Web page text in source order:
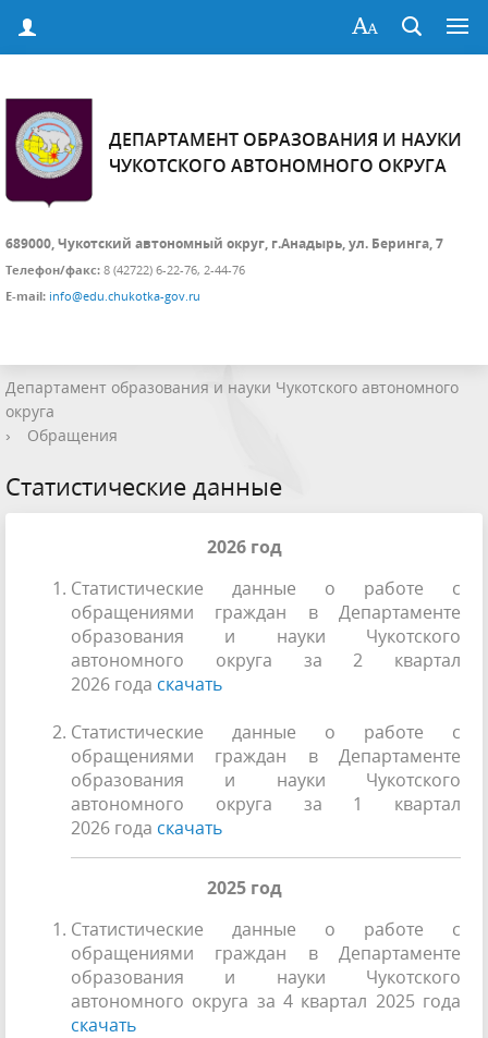
ДЕПАРТАМЕНТ ОБРАЗОВАНИЯ И НАУКИ
ЧУКОТСКОГО АВТОНОМНОГО ОКРУГА
689000, Чукотский автономный округ, г.Анадырь, ул. Беринга, 7
Телефон/факс: 8 (42722) 6-22-76, 2-44-76
E-mail: info@edu.chukotka-gov.ru
Департамент образования и науки Чукотского автономного
округа
›
Обращения
Статистические данные
2026 год
Статистические данные о работе с
обращениями граждан в Департаменте
образования и науки Чукотского
автономного округа за 2 квартал
2026 года скачать
Статистические данные о работе с
обращениями граждан в Департаменте
образования и науки Чукотского
автономного округа за 1 квартал
2026 года скачать
2025 год
Статистические данные о работе с
обращениями граждан в Департаменте
образования и науки Чукотского
автономного округа за 4 квартал 2025 года
скачать